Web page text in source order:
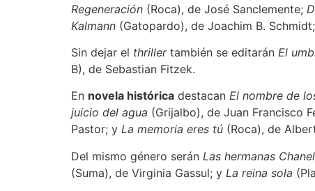
Regeneración (Roca), de José Sanclemente;
Kalmann (Gatopardo), de Joachim B. Schmidt;
Sin dejar el thrillertambién se editarán El
B), de Sebastian Fitzek.
En novela histórica destacan El nombre de
juicio del agua (Grijalbo), de Juan Francisco
Pastor; y La memoria eres tú (Roca), de
Del mismo género serán Las hermanas Chanel
(Suma), de Virginia Gassul; y La reina sola